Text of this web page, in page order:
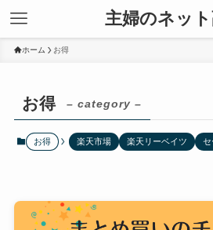
主婦のネッ
ホーム お得
お得 – category –
お得 楽天市場 楽天リーベイツ セ